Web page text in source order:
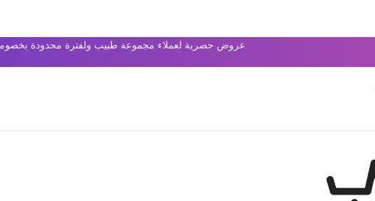
عروض حصرية لعملاء مجموعة طبيب ولفترة محدودة بخصومات